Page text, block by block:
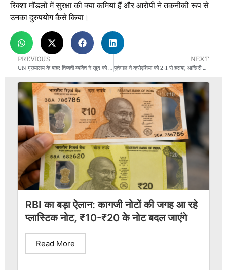
रिक्शा मॉडलों में सुरक्षा की क्या कमियां हैं और आरोपी ने तकनीकी रूप से
उनका दुरुपयोग कैसे किया।
PREVIOUS NEXT
RBI का बड़ा ऐलान: कागजी नोटों की जगह आ रहे
प्लास्टिक नोट, ₹10-₹20 के नोट बदल जाएंगे
Read More